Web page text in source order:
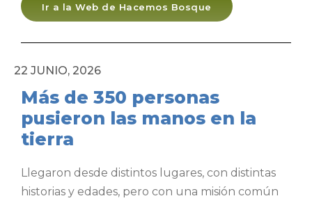
Ir a la Web de Hacemos Bosque
22 JUNIO, 2026
Más de 350 personas
pusieron las manos en la
tierra
Llegaron desde distintos lugares, con distintas
historias y edades, pero con una misión común